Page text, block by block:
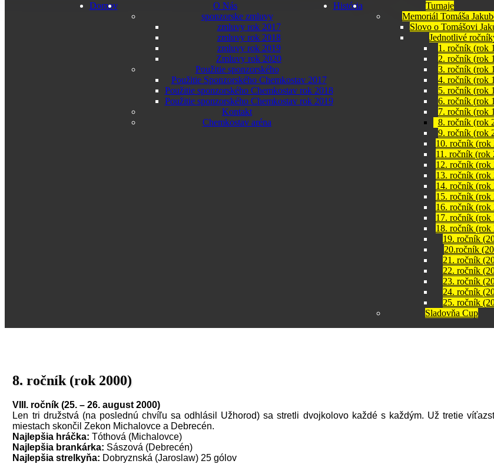
Domov
O Nás
sponzorske zmluvy
zmluvy rok 2017
zmluvy rok 2018
zmluvy rok 2019
Zmluvy rok 2020
Použitie sponzorského
Použitie Sponzorského Chemkostav 2017
Použitie sponzorského Chemkostav rok 2018
Použitie sponzorského Chemkostav rok 2019
Kontakt
Chemkostav aréna
História
Turnaje
Memoriál Tomáša
Slovo o Tomášovi
Jednotlivé
1. ročník (rok
2. ročník (rok
3. ročník (rok
4. ročník (rok
5. ročník (rok
6. ročník (rok
7. ročník (rok
8. ročník (rok
9. ročník (rok
10. ročník (rok
11. ročník (rok
12. ročník (rok
13. ročník (rok
14. ročník (rok
15. ročník (rok
16. ročník (rok
17. ročník (rok
18. ročník (rok
19. ročník
20.ročník
21. ročník
22. ročník
23. ročník
24. ročník
25. ročník
Sladovňa Cup
8. ročník (rok 2000)
VIII. ročník (25. – 26. august 2000)
Len tri družstvá (na poslednú chvíľu sa odhlásil Užhorod) sa stretli dvojkolovo každé s každým. Už tretie
miestach skončil Zekon Michalovce a Debrecén.
Najlepšia hráčka: Tóthová (Michalovce)
Najlepšia brankárka: Sászová (Debrecén)
Najlepšia strelkyňa: Dobryznská (Jaroslaw) 25 gólov